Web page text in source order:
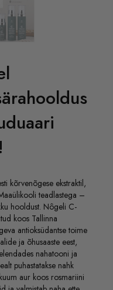
kõrvenõgese ekstraktil,
teadlastega –
hooldust. Nôgeli C-
koos Tallinna
antioksüdantse toime
ja õhusaaste eest,
nahatooni ja
puhastatakse nahk
aur koos rosmariini